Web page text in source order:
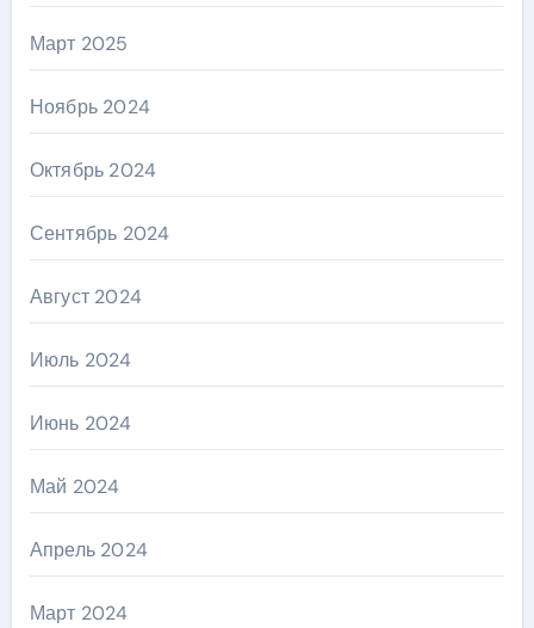
Март 2025
Ноябрь 2024
Октябрь 2024
Сентябрь 2024
Август 2024
Июль 2024
Июнь 2024
Май 2024
Апрель 2024
Март 2024